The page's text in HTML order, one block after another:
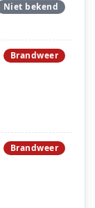
Niet bekend
Brandweer
Brandweer